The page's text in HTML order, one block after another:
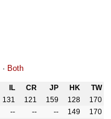
· Both
IL CR JP HK
TW
131 121 159 128
170
-- -- -- 149
170